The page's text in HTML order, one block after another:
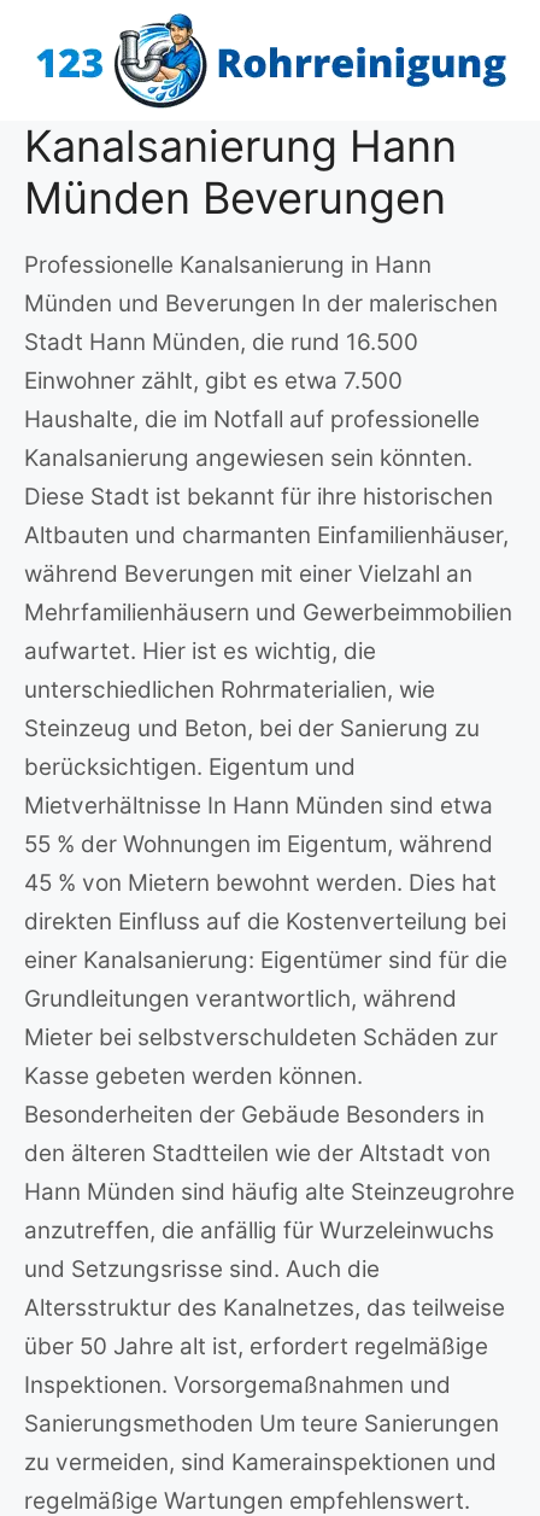
Inhalt
Kanalsanierung Hann
Münden Beverungen
Professionelle Kanalsanierung in Hann
Münden und Beverungen In der malerischen
Stadt Hann Münden, die rund 16.500
Einwohner zählt, gibt es etwa 7.500
Haushalte, die im Notfall auf professionelle
Kanalsanierung angewiesen sein könnten.
Diese Stadt ist bekannt für ihre historischen
Altbauten und charmanten Einfamilienhäuser,
während Beverungen mit einer Vielzahl an
Mehrfamilienhäusern und Gewerbeimmobilien
aufwartet. Hier ist es wichtig, die
unterschiedlichen Rohrmaterialien, wie
Steinzeug und Beton, bei der Sanierung zu
berücksichtigen. Eigentum und
Mietverhältnisse In Hann Münden sind etwa
55 % der Wohnungen im Eigentum, während
45 % von Mietern bewohnt werden. Dies hat
direkten Einfluss auf die Kostenverteilung bei
einer Kanalsanierung: Eigentümer sind für die
Grundleitungen verantwortlich, während
Mieter bei selbstverschuldeten Schäden zur
Kasse gebeten werden können.
Besonderheiten der Gebäude Besonders in
den älteren Stadtteilen wie der Altstadt von
Hann Münden sind häufig alte Steinzeugrohre
anzutreffen, die anfällig für Wurzeleinwuchs
und Setzungsrisse sind. Auch die
Altersstruktur des Kanalnetzes, das teilweise
über 50 Jahre alt ist, erfordert regelmäßige
Inspektionen. Vorsorgemaßnahmen und
Sanierungsmethoden Um teure Sanierungen
zu vermeiden, sind Kamerainspektionen und
regelmäßige Wartungen empfehlenswert.